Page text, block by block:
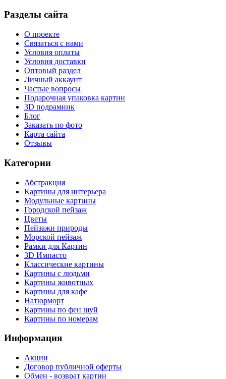
Разделы сайта
О проекте
Связаться с нами
Условия оплаты
Условия доставки
Оптовый раздел
Личный аккаунт
Частые вопросы
Подарочная упаковка картин
3D подрамник
Блог
Заказать по фото
Карта сайта
Отзывы
Категории
Абстракция
Картины для интерьера
Модульные картины
Городской пейзаж
Цветы
Пейзажи природы
Морской пейзаж
Рамки для Картин
3D Импасто
Классические картины
Картины с людьми
Картины животных
Картины для кафе
Натюрморт
Картины по фен шуй
Картины по номерам
Информация
Акции
Договор публичной оферты
Обмен - возврат картин